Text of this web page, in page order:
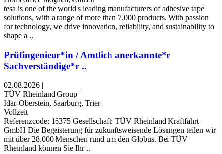
tesa is one of the world's leading manufacturers of adhesive tape
solutions, with a range of more than 7,000 products. With passion
for technology, we drive innovation, reliability, and sustainability to
shape a ..
Prüfingenieur*in / Amtlich anerkannte*r
Sachverständige*r ..
02.08.2026 |
TÜV Rheinland Group |
Idar-Oberstein, Saarburg, Trier |
Vollzeit
Referenzcode: 16375 Gesellschaft: TÜV Rheinland Kraftfahrt
GmbH Die Begeisterung für zukunftsweisende Lösungen teilen wir
mit über 28.000 Menschen rund um den Globus. Bei TÜV
Rheinland können Sie Ihr ..